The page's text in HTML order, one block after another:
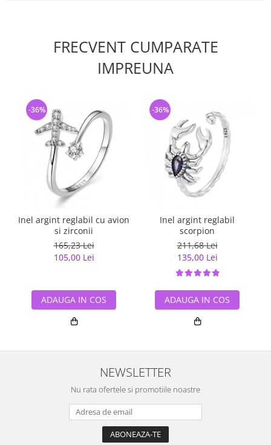
FRECVENT CUMPARATE
IMPREUNA
Inel argint reglabil cu avion
si zirconii
165,23 Lei
105,00 Lei
-36%
ADAUGA IN COS
Inel argint reglabil
scorpion
211,68 Lei
135,00 Lei
-36%
ADAUGA IN COS
NEWSLETTER
Nu rata ofertele si promotiile noastre